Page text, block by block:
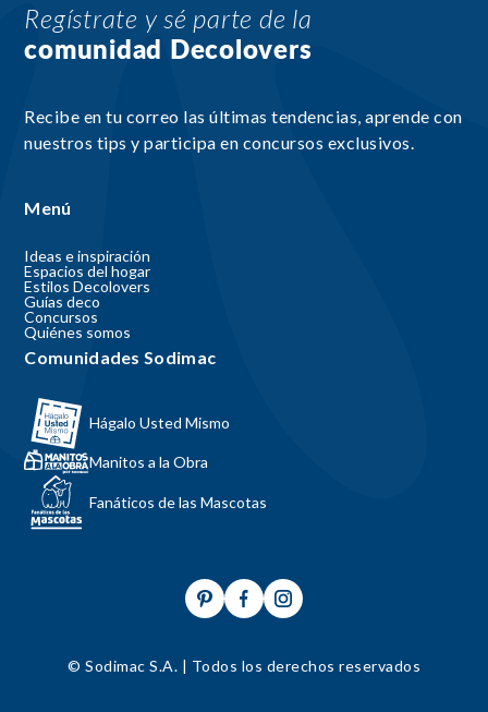
Regístrate y sé parte de la
comunidad Decolovers
Recibe en tu correo las últimas tendencias, aprende con
nuestros tips y participa en concursos exclusivos.
Menú
Ideas e inspiración
Espacios del hogar
Estilos Decolovers
Guías deco
Concursos
Quiénes somos
Comunidades Sodimac
Hágalo Usted Mismo
Manitos a la Obra
Fanáticos de las Mascotas
© Sodimac S.A. | Todos los derechos reservados